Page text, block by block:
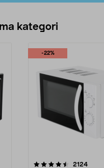
kategori
-22%
2124
4.5 av 5